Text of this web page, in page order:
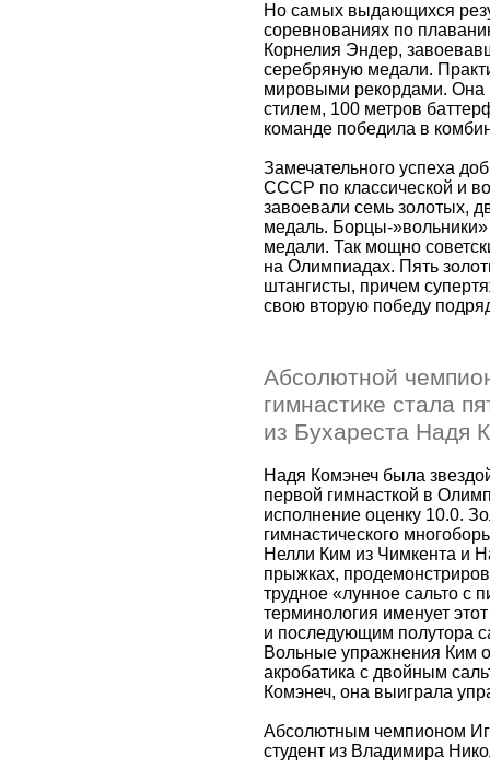
Но самых выдающихся
соревнованиях по
Корнелия Эндер,
серебряную медали.
мировыми рекордами. Она
стилем, 100 метров
команде победила в
Замечательного успеха
СССР по классической и
завоевали семь золотых,
медаль. Борцы-
медали. Так мощно
на Олимпиадах. Пять
штангисты, причем
свою вторую победу
Абсолютной
гимнастике стала
из Бухареста Надя
Надя Комэнеч была
первой гимнасткой в
исполнение оценку 10.0.
гимнастического
Нелли Ким из Чимкента и
прыжках,
трудное «лунное сальто с
терминология именует
и последующим полутора
Вольные упражнения Ким
акробатика с двойным
Комэнеч, она выиграла
Абсолютным чемпионом
студент из Владимира